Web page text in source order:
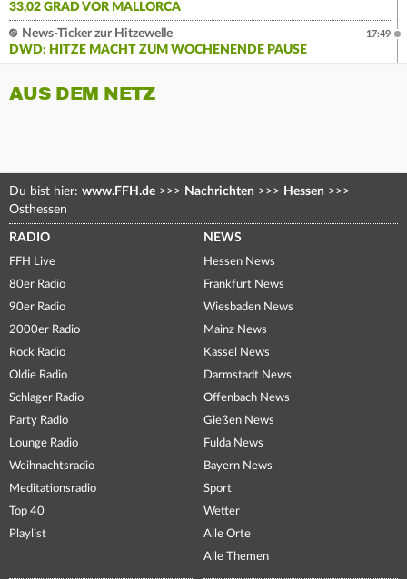
33,02 GRAD VOR MALLORCA
News-Ticker zur Hitzewelle
DWD: HITZE MACHT ZUM WOCHENENDE PAUSE
17:49
AUS DEM NETZ
Du bist hier: www.FFH.de >>> Nachrichten >>> Hessen >>>
Osthessen
RADIO
FFH Live
80er Radio
90er Radio
2000er Radio
Rock Radio
Oldie Radio
Schlager Radio
Party Radio
Lounge Radio
Weihnachtsradio
Meditationsradio
Top 40
Playlist
NEWS
Hessen News
Frankfurt News
Wiesbaden News
Mainz News
Kassel News
Darmstadt News
Offenbach News
Gießen News
Fulda News
Bayern News
Sport
Wetter
Alle Orte
Alle Themen